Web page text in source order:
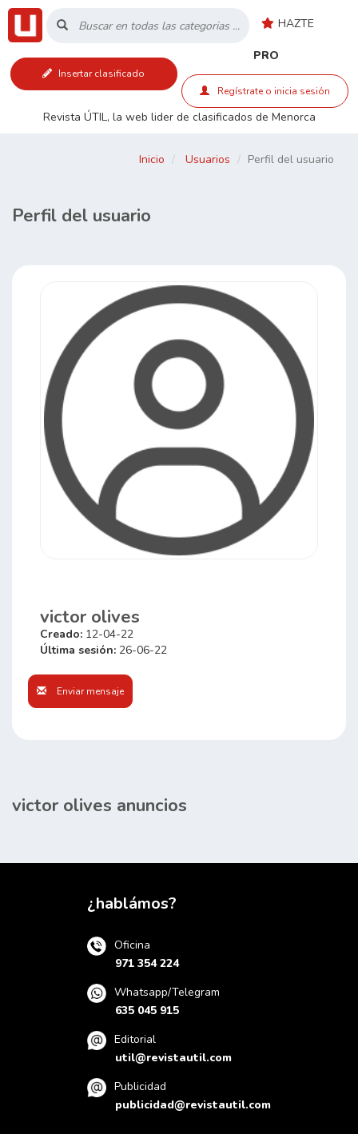
HAZTE
PRO
Insertar clasificado
Regístrate o inicia sesión
Revista ÚTIL, la web lider de clasificados de Menorca
Inicio
RSS
Inicio Usuarios Perfil del usuario
Perfil del usuario
victor olives
Creado: 12-04-22
Última sesión: 26-06-22
Enviar mensaje
victor olives anuncios
¿hablámos?
Oficina
971 354 224
Whatsapp/Telegram
635 045 915
Editorial
util@revistautil.com
Publicidad
publicidad@revistautil.com